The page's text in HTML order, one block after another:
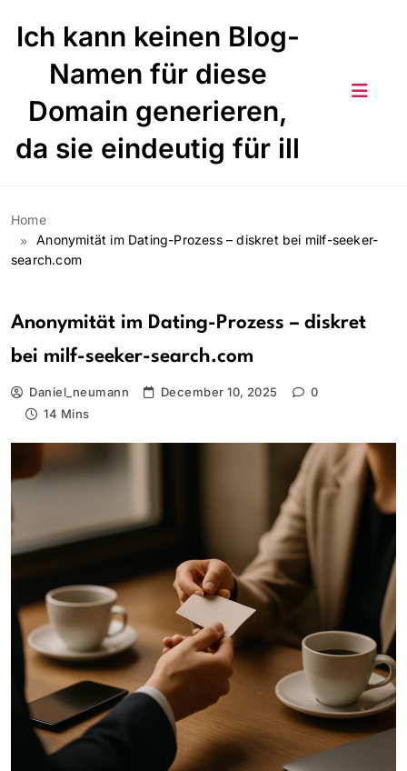
Ich kann keinen Blog-
Namen für diese
Domain generieren,
da sie eindeutig für ill
Home
Anonymität im Dating-Prozess – diskret bei milf-seeker-
search.com
Anonymität im Dating-Prozess – diskret
bei milf-seeker-search.com
Daniel_neumann December 10, 2025
0
14 Mins